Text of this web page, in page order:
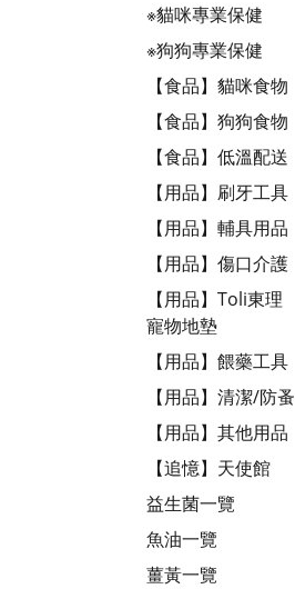
※貓咪專業保健
※狗狗專業保健
【食品】貓咪食物
【食品】狗狗食物
【食品】低溫配送
【用品】刷牙工具
【用品】輔具用品
【用品】傷口介護
【用品】Toli東理
寵物地墊
【用品】餵藥工具
【用品】清潔/防蚤
【用品】其他用品
【追憶】天使館
益生菌一覽
魚油一覽
薑黃一覽